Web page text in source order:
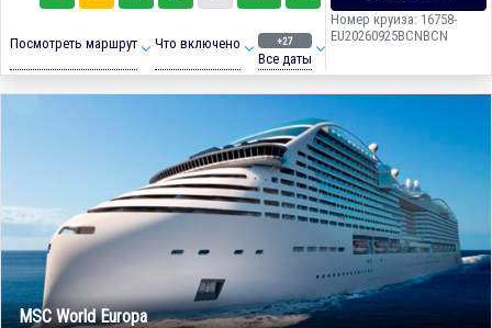
Посмотреть маршрут Что включено +27
Все даты
Номер круиза: 16758-
EU20260925BCNBCN
MSC World Europa